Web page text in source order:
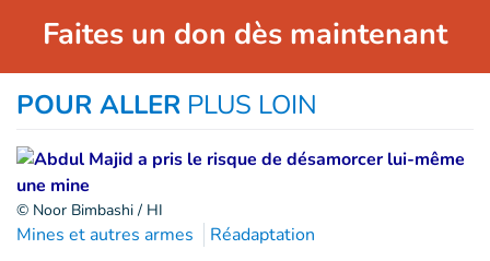
Faites un don dès maintenant
POUR ALLER PLUS LOIN
© Noor Bimbashi / HI
Mines et autres armes Réadaptation